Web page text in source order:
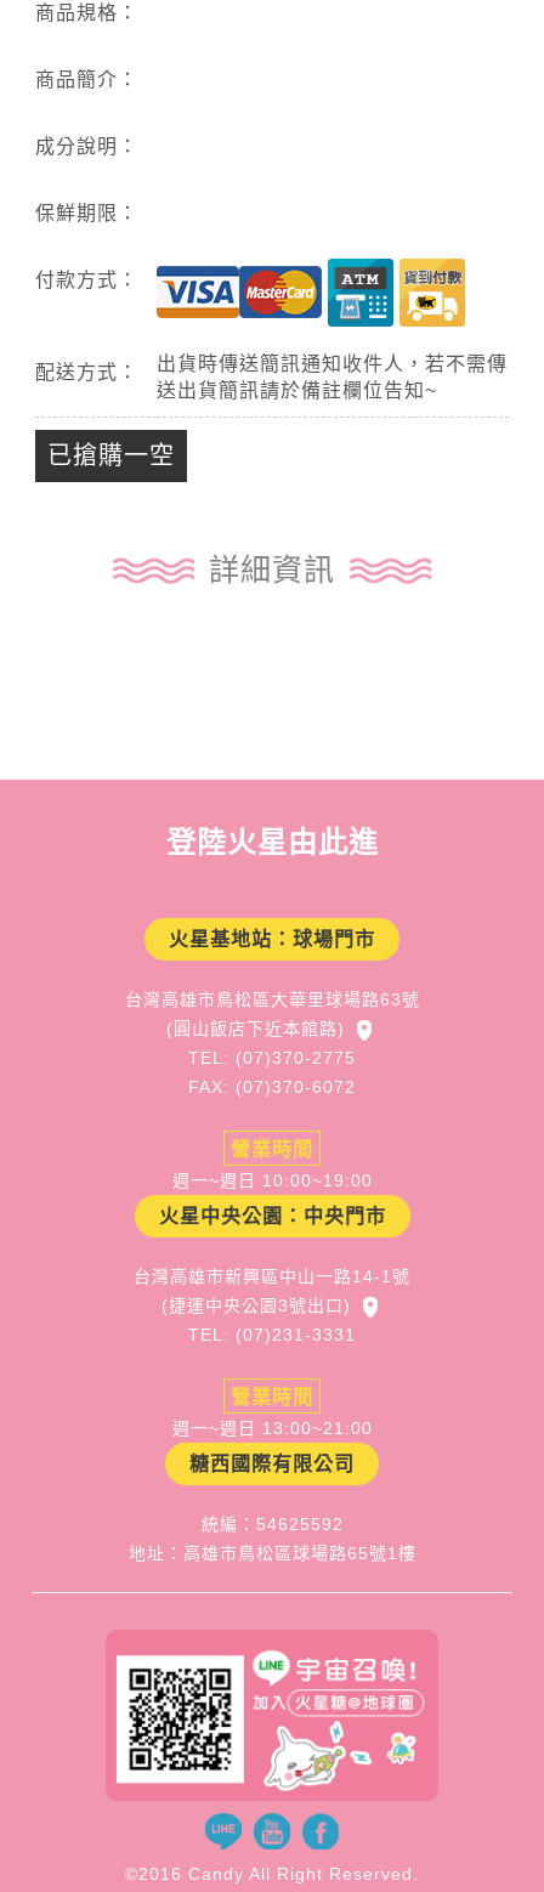
商品規格：
商品簡介：
成分說明：
保鮮期限：
付款方式：
配送方式：
出貨時傳送簡訊通知收件人，若不需傳
送出貨簡訊請於備註欄位告知~
已搶購一空
詳細資訊
登陸火星由此進
火星基地站：球場門市
台灣高雄市鳥松區大華里球場路63號
(圓山飯店下近本館路)
TEL: (07)370-2775
FAX: (07)370-6072
營業時間
週一~週日 10:00~19:00
火星中央公園：中央門市
台灣高雄市新興區中山一路14-1號
(捷運中央公園3號出口)
TEL: (07)231-3331
營業時間
週一~週日 13:00~21:00
糖西國際有限公司
統編：54625592
地址：高雄市鳥松區球場路65號1樓
©2016 Candy All Right Reserved.